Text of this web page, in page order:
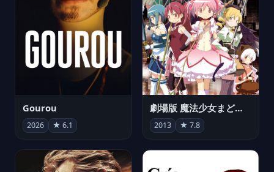
Gourou
2026 ★ 6.1
劇場版 魔法少女まどか☆マギカ[新編]叛逆の物語
2013 ★ 7.8